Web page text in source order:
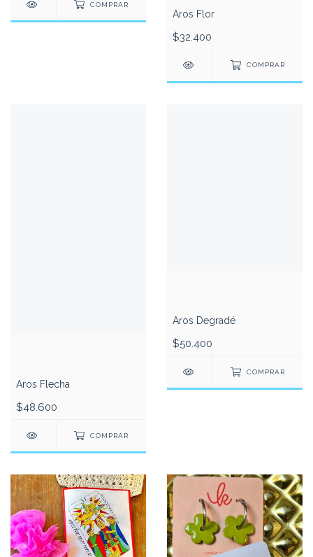
COMPRAR
Aros Flor
$32.400
COMPRAR
Aros Flecha
$48.600
COMPRAR
Aros Degradé
$50.400
COMPRAR